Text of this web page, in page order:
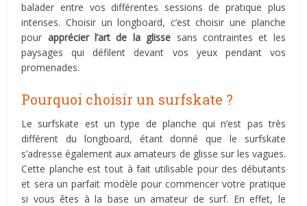
balader entre vos différentes sessions de pratique plus
intenses. Choisir un longboard, c’est choisir une planche
pour apprécier l’art de la glisse sans contraintes et les
paysages qui défilent devant vos yeux pendant vos
promenades.
Pourquoi choisir un surfskate ?
Le surfskate est un type de planche qui n’est pas très
différent du longboard, étant donné que le surfskate
s’adresse également aux amateurs de glisse sur les vagues.
Cette planche est tout à fait utilisable pour des débutants
et sera un parfait modèle pour commencer votre pratique
si vous êtes à la base un amateur de surf. En effet, le